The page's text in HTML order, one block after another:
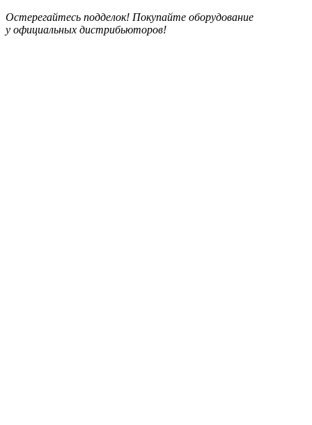
Остерегайтесь подделок! Покупайте оборудование
у официальных дистрибьюторов!